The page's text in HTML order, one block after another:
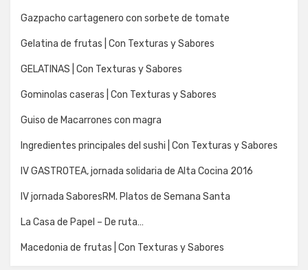
Gazpacho cartagenero con sorbete de tomate
Gelatina de frutas | Con Texturas y Sabores
GELATINAS | Con Texturas y Sabores
Gominolas caseras | Con Texturas y Sabores
Guiso de Macarrones con magra
Ingredientes principales del sushi | Con Texturas y Sabores
IV GASTROTEA, jornada solidaria de Alta Cocina 2016
IV jornada SaboresRM. Platos de Semana Santa
La Casa de Papel – De ruta…
Macedonia de frutas | Con Texturas y Sabores